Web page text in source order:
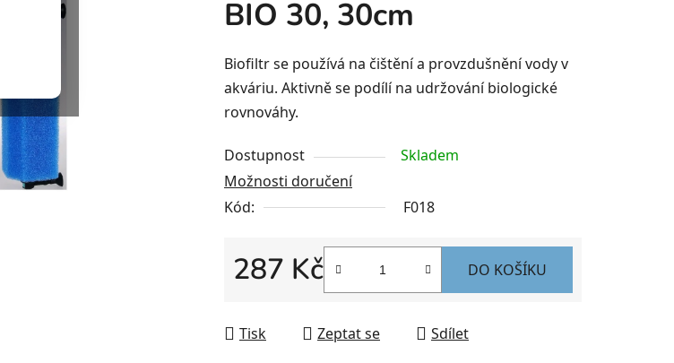
BIO 30, 30cm
Biofiltr se používá na čištění a provzdušnění vody v
akváriu. Aktivně se podílí na udržování biologické
rovnováhy.
Dostupnost
Skladem
Možnosti doručení
Kód:
F018
287 Kč DO KOŠÍKU
Tisk Zeptat se Sdílet